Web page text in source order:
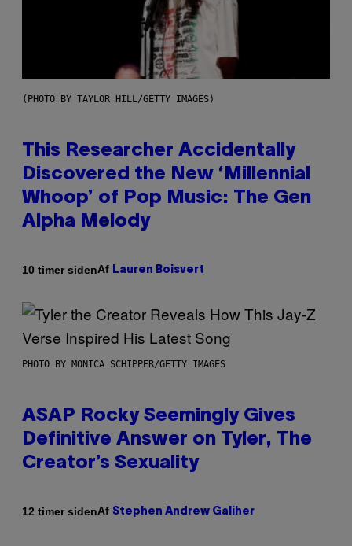
(PHOTO BY TAYLOR HILL/GETTY IMAGES)
This Researcher Accidentally
Discovered the New ‘Millennial
Whoop’ of Pop Music: The Gen
Alpha Melody
10 timer sidenAf Lauren Boisvert
PHOTO BY MONICA SCHIPPER/GETTY IMAGES
ASAP Rocky Seemingly Gives
Definitive Answer on Tyler, The
Creator’s Sexuality
12 timer sidenAf Stephen Andrew Galiher